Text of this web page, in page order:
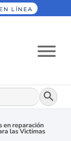
LÍNEA
Botón
en reparación
las Victimas